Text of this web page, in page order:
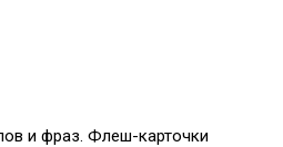
и фраз. Флеш-карточки